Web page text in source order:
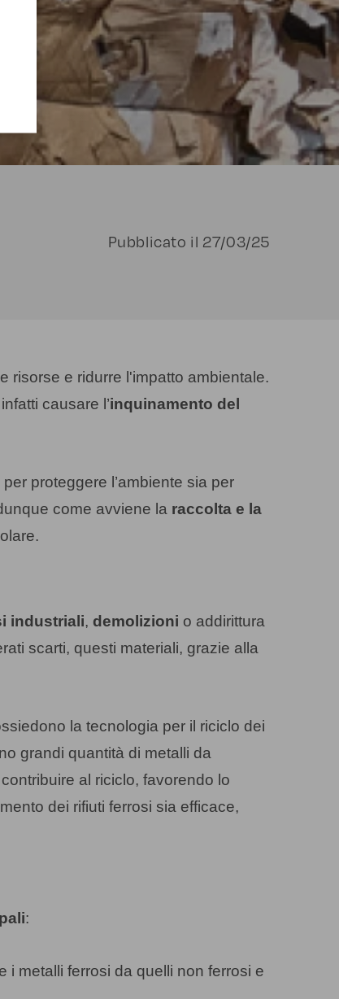
Pubblicato il 27/03/25
risorse e ridurre l'impatto ambientale.
causare l’inquinamento del
proteggere l’ambiente sia per
come avviene la raccolta e la
industriali, demolizioni o addirittura
scarti, questi materiali, grazie alla
la tecnologia per il riciclo dei
grandi quantità di metalli da
al riciclo, favorendo lo
dei rifiuti ferrosi sia efficace,
:
i metalli ferrosi da quelli non ferrosi e